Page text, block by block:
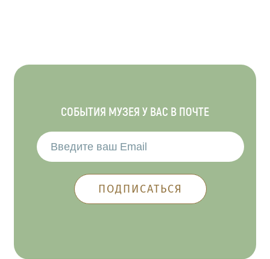
СОБЫТИЯ МУЗЕЯ У ВАС В ПОЧТЕ